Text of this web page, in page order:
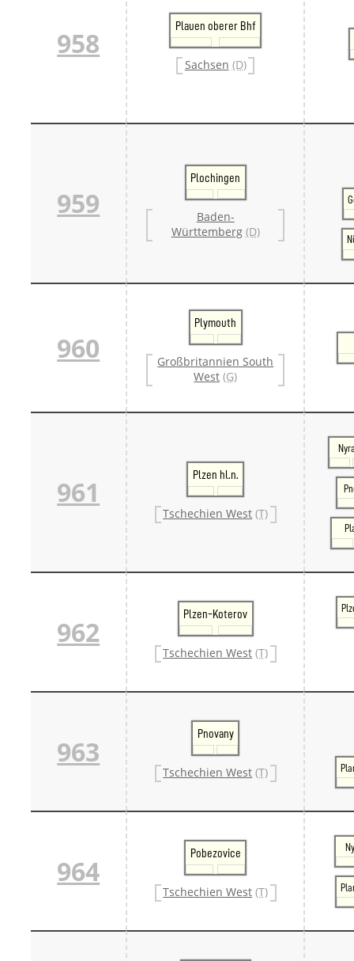
958
Plauen oberer Bhf
Sachsen (D)
959
Plochingen
Baden-
Württemberg (D)
960
Plymouth
Großbritannien South
West (G)
961
Plzen hl.n.
Tschechien West (T)
962
Plzen-Koterov
Tschechien West (T)
963
Pnovany
Tschechien West (T)
964
Pobezovice
Tschechien West (T)